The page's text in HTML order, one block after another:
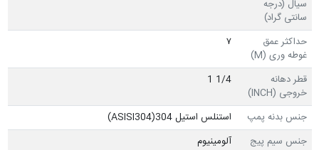
سیال (درجه
سانتی گراد)
حداکثر عمق
غوطه وری (M)
۷
قطر دهانه
خروجی (INCH)
1/4 1
جنس بدنه پمپ
استنلس استیل ASISI304)304)
جنس سیم پیج
آلومینیوم